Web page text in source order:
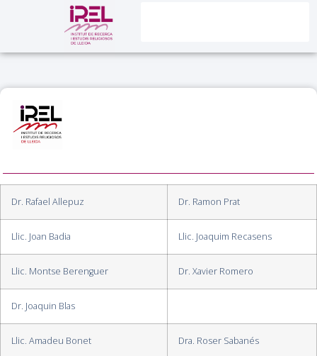
Dr. Rafael Allepuz Dr. Ramon Prat
Llic. Joan Badia Llic. Joaquim Recasens
Llic. Montse Berenguer Dr. Xavier Romero
Dr. Joaquin Blas
Llic. Amadeu Bonet Dra. Roser Sabanés